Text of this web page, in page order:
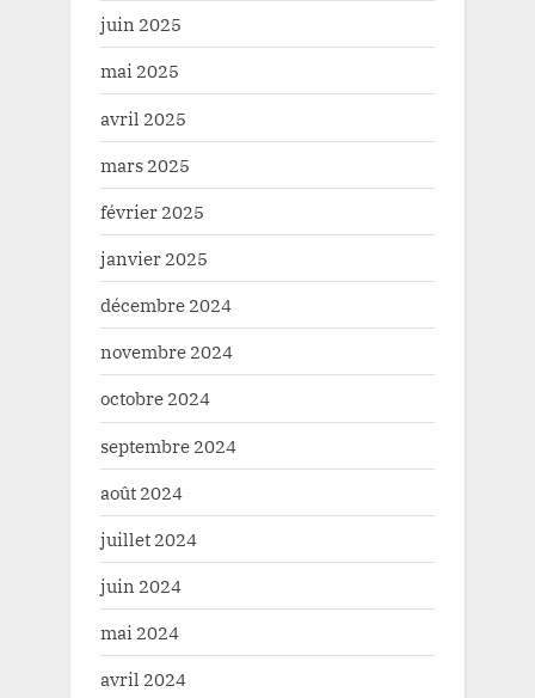
juin 2025
mai 2025
avril 2025
mars 2025
février 2025
janvier 2025
décembre 2024
novembre 2024
octobre 2024
septembre 2024
août 2024
juillet 2024
juin 2024
mai 2024
avril 2024